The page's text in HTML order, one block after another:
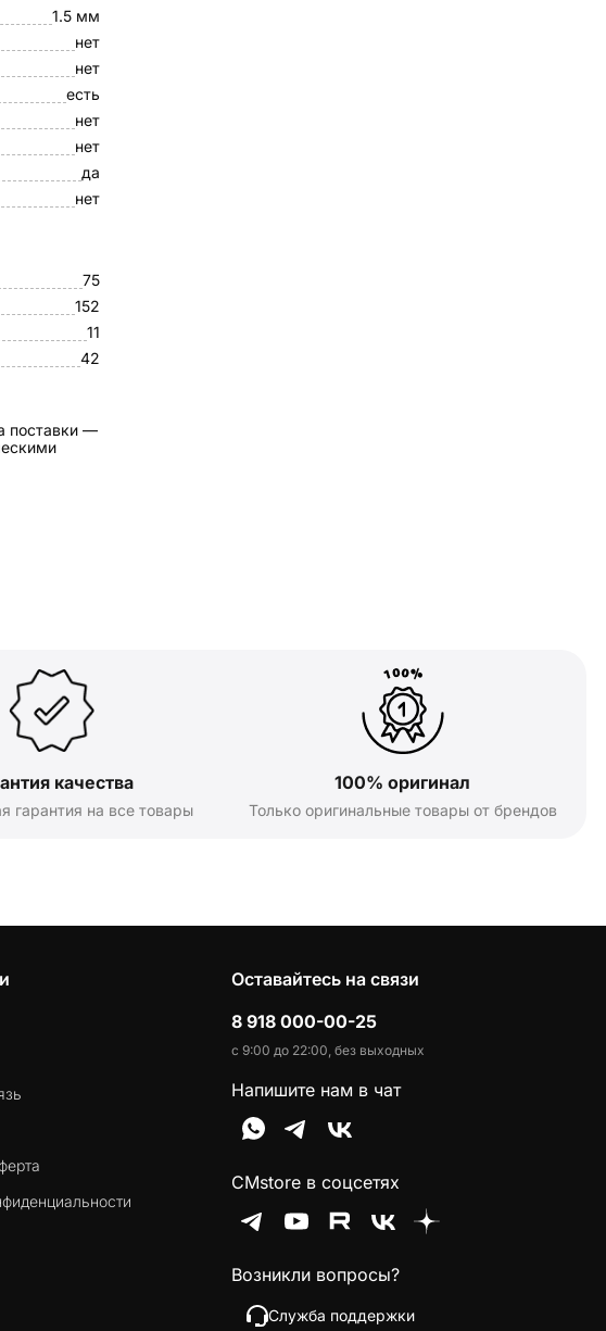
1.5 мм
нет
нет
есть
нет
нет
да
нет
75
152
11
42
поставки —
качества
гарантия на все товары
100% оригинал
Только оригинальные товары от брендов
Оставайтесь на связи
8 918 000-00-25
с 9:00 до 22:00, без выходных
Напишите нам в чат
CMstore в соцсетях
Возникли вопросы?
Служба поддержки